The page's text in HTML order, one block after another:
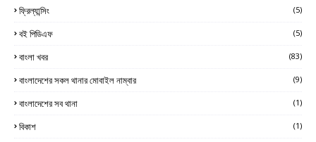
ফ্রিল্যান্সিং (5)
বই পিডিএফ (5)
বাংলা খবর (83)
বাংলাদেশের সকল থানার মোবাইল নাম্বার (9)
বাংলাদেশের সব থানা (1)
বিকাশ (1)